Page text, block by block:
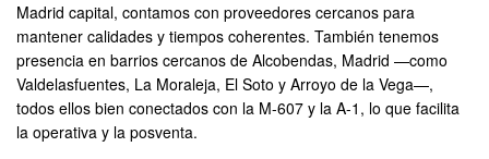
Madrid capital, contamos con proveedores cercanos para
mantener calidades y tiempos coherentes. También tenemos
presencia en barrios cercanos de Alcobendas, Madrid —como
Valdelasfuentes, La Moraleja, El Soto y Arroyo de la Vega—,
todos ellos bien conectados con la M-607 y la A-1, lo que facilita
la operativa y la posventa.